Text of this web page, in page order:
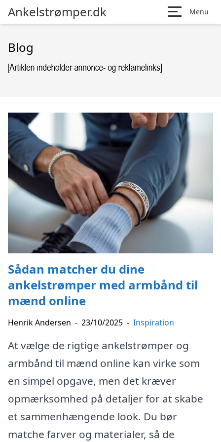
Ankelstrømper.dk Menu
Blog
Sådan matcher du dine
ankelstrømper med armbånd til
mænd online
Henrik Andersen - 23/10/2025 - Inspiration
At vælge de rigtige ankelstrømper og
armbånd til mænd online kan virke som
en simpel opgave, men det kræver
opmærksomhed på detaljer for at skabe
et sammenhængende look. Du bør
matche farver og materialer, så de